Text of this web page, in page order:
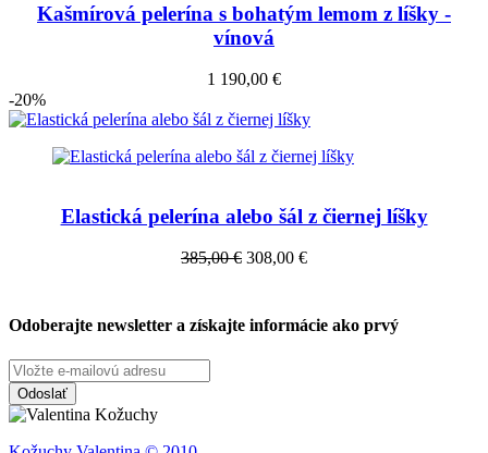
Kašmírová pelerína s bohatým lemom z líšky -
vínová
1 190,00 €
-20%
Elastická pelerína alebo šál z čiernej líšky
385,00 € 308,00 €
Odoberajte newsletter a získajte informácie ako prvý
Odoslať